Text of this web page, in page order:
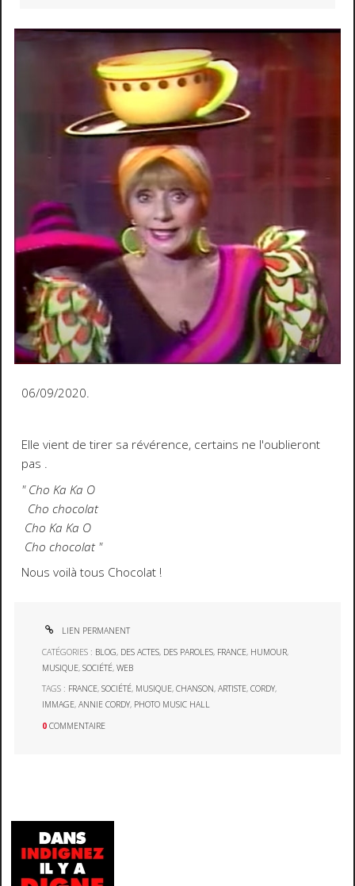
06/09/2020.
Elle vient de tirer sa révérence, certains ne l'oublieront
pas .
" Cho Ka Ka O
Cho chocolat
Cho Ka Ka O
Cho chocolat "
Nous voilà tous Chocolat !
LIEN PERMANENT
CATÉGORIES : BLOG, DES ACTES, DES PAROLES, FRANCE, HUMOUR,
MUSIQUE,SOCIÉTÉ,WEB
TAGS : FRANCE,SOCIÉTÉ, MUSIQUE,CHANSON,ARTISTE,CORDY,
IMMAGE,ANNIE CORDY, PHOTO MUSIC HALL
0 COMMENTAIRE